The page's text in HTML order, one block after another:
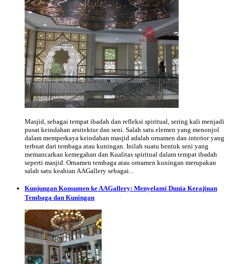
Masjid, sebagai tempat ibadah dan refleksi spiritual, sering kali menjadi
pusat keindahan arsitektur dan seni. Salah satu elemen yang menonjol
dalam memperkaya keindahan masjid adalah ornamen dan interior yang
terbuat dari tembaga atau kuningan. Inilah suatu bentuk seni yang
memancarkan kemegahan dan Kualitas spiritual dalam tempat ibadah
seperti masjid. Ornamen tembaga atau ornamen kuningan merupakan
salah satu keahian AAGallery sebagai...
Kunjungan Konsumen ke AAGallery: Menyelami Dunia Kerajinan
Tembaga dan Kuningan